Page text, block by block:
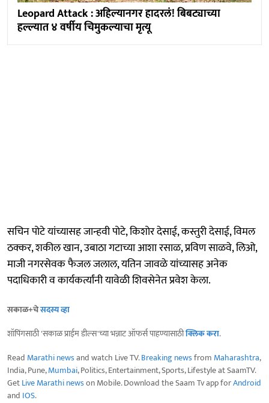
Leopard Attack : अहिल्यानगर हादरलं! बिबट्याच्या
हल्ल्यात ४ वर्षीय चिमुकल्याचा मृत्यू
सचिन पोटे यांच्यासह जान्हवी पोटे, किशोर देसाई, कस्तुरी देसाई, विमल
ठक्कर, शकील खान, उबाठा गटाच्या आशा रसाळ, प्रविण साळवे, लिओ,
माजी नगरसेवक फैजल जलाल, यतिन जावळे यांच्यासह अनेक
पदाधिकारी व कार्यकर्त्यांनी यावेळी शिवसेनेत प्रवेश केला.
सकाळ+चेसदस्य व्हा
शॉपिंगसाठी 'सकाळ प्राईम डील्स'च्या भन्नाट ऑफर्स पाहण्यासाठीक्लिक करा.
Read Marathi newsand watch Live TV.Breaking newsfrom Maharashtra,
India, Pune,Mumbai, Politics, Entertainment, Sports, Lifestyle at SaamTV.
GetLive Marathi newson Mobile. Download the Saam Tv app forAndroid
and IOS.